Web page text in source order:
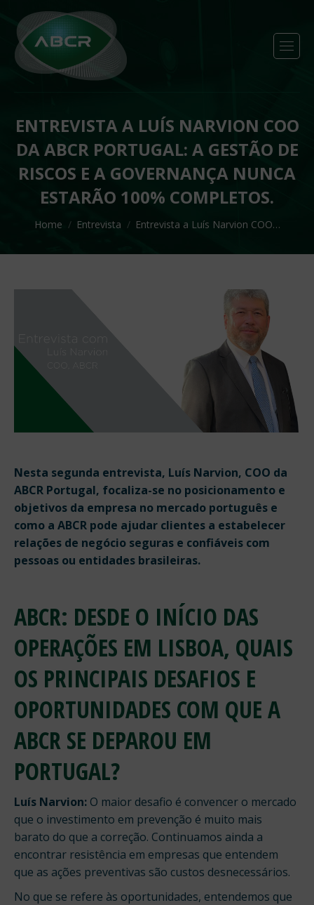
ENTREVISTA A LUÍS NARVION COO
DA ABCR PORTUGAL: A GESTÃO DE
RISCOS E A GOVERNANÇA NUNCA
ESTARÃO 100% COMPLETOS.
You are here:
Home Entrevista Entrevista a Luís Narvion COO…
Nesta segunda entrevista, Luís Narvion, COO da
ABCR Portugal, focaliza-se no posicionamento e
objetivos da empresa no mercado português e
como a ABCR pode ajudar clientes a estabelecer
relações de negócio seguras e confiáveis com
pessoas ou entidades brasileiras.
ABCR: DESDE O INÍCIO DAS
OPERAÇÕES EM LISBOA, QUAIS
OS PRINCIPAIS DESAFIOS E
OPORTUNIDADES COM QUE A
ABCR SE DEPAROU EM
PORTUGAL?
Luís Narvion: O maior desafio é convencer o mercado
que o investimento em prevenção é muito mais
barato do que a correção. Continuamos ainda a
encontrar resistência em empresas que entendem
que as ações preventivas são custos desnecessários.
No que se refere às oportunidades, entendemos que